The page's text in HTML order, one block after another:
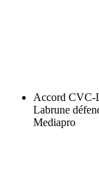
Accord CVC-
Labrune
Mediapro